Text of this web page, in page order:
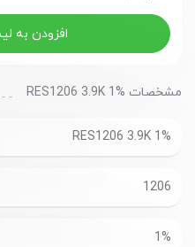
افزودن به
مشخصات RES1206 3.9K 1%
RES1206 3.9K 1%
1206
1%